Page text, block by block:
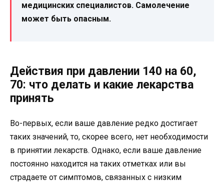
медицинских специалистов. Самолечение
может быть опасным.
Действия при давлении 140 на 60,
70: что делать и какие лекарства
принять
Во-первых, если ваше давление редко достигает
таких значений, то, скорее всего, нет необходимости
в принятии лекарств. Однако, если ваше давление
постоянно находится на таких отметках или вы
страдаете от симптомов, связанных с низким